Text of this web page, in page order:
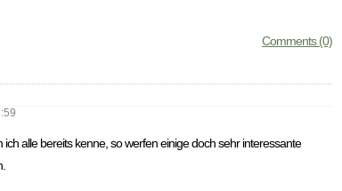
Comments (0)
alle bereits kenne, so werfen einige doch sehr interessante